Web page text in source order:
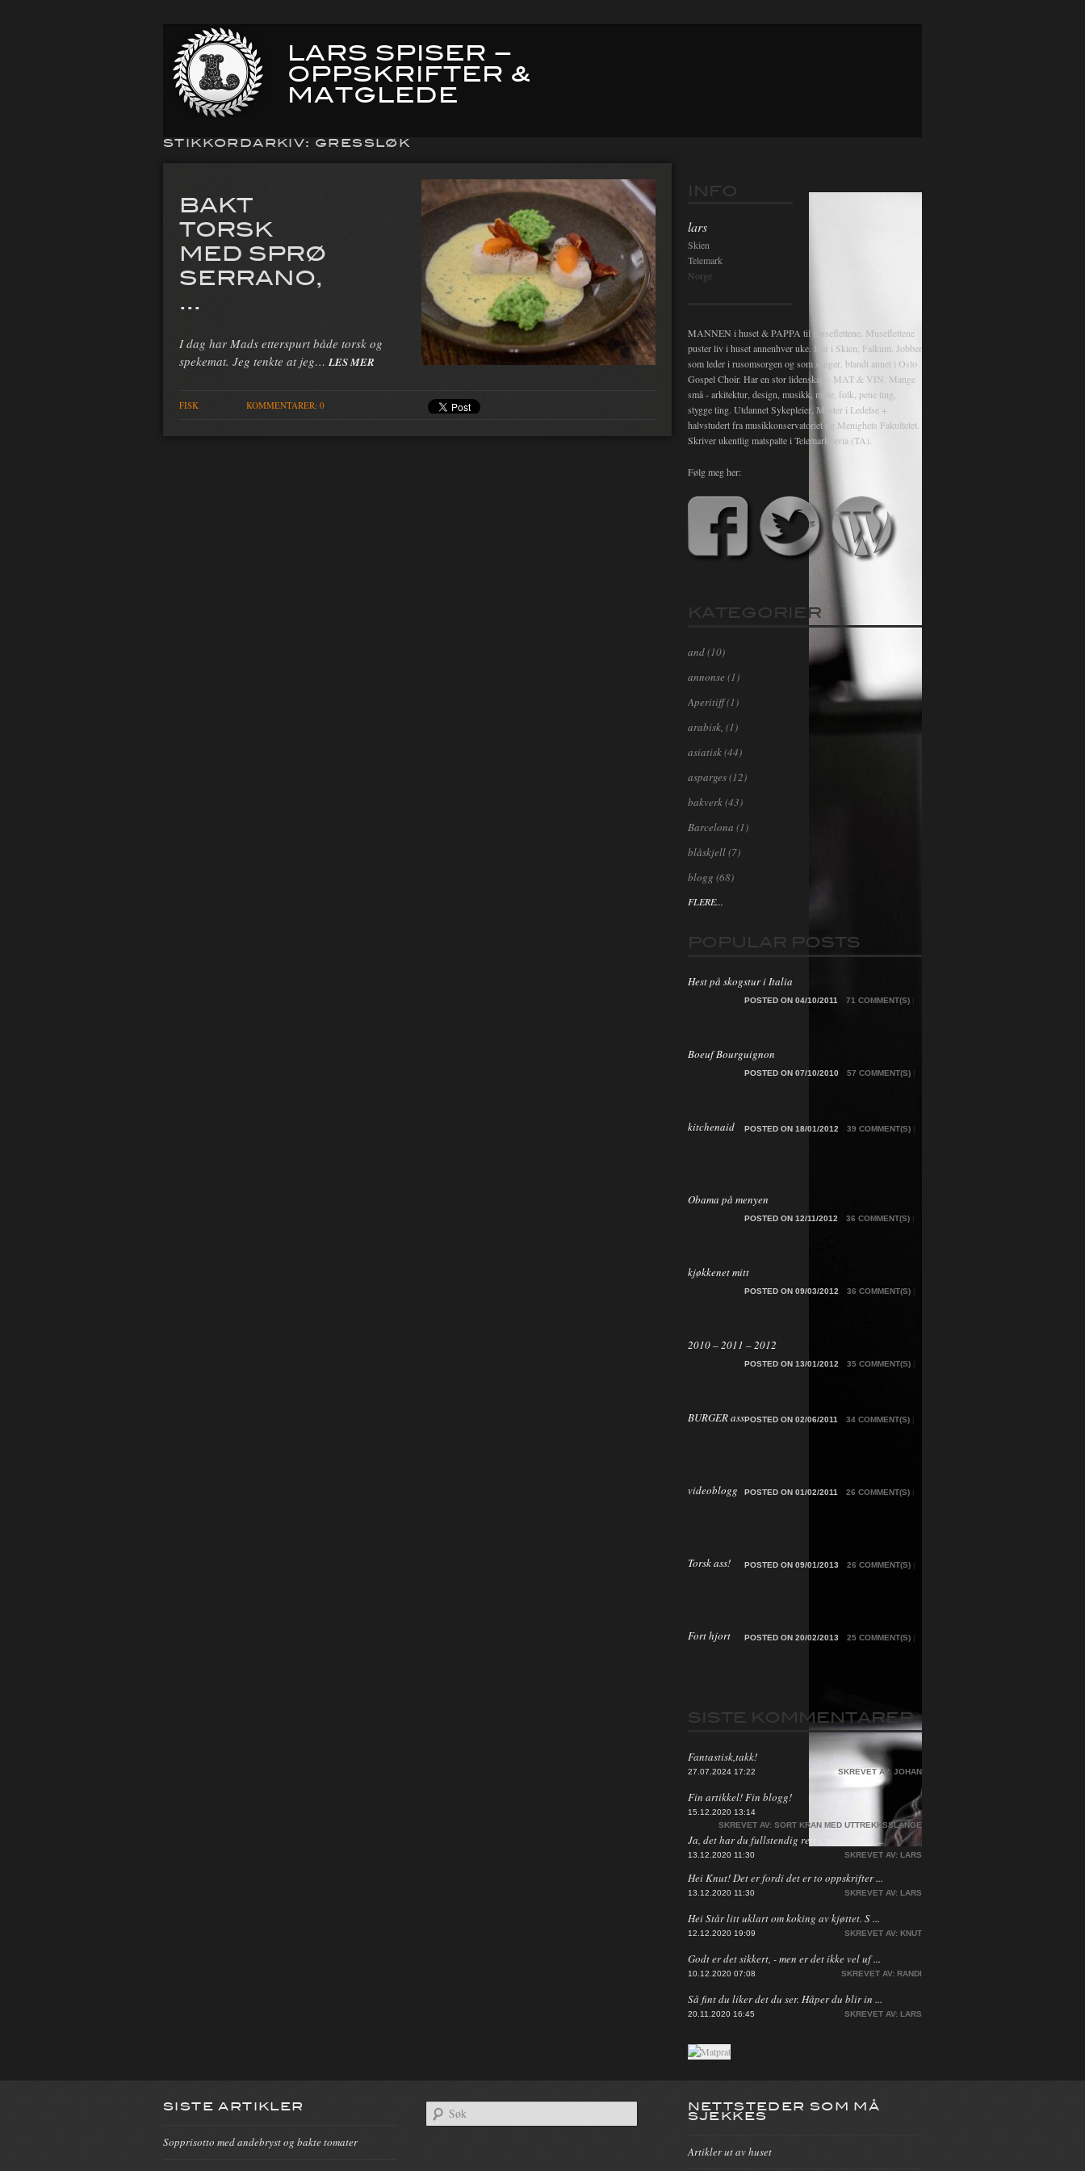
LARS SPISER –
OPPSKRIFTER &
MATGLEDE
STIKKORDARKIV: GRESSLØK
BAKT
TORSK
MED SPRØ
SERRANO,
...
I dag har Mads etterspurt både torsk og
spekemat. Jeg tenkte at jeg… LES MER
FISK KOMMENTARER: 0
INFO
lars
Skien
Telemark
Norge
MANNEN i huset & PAPPA til museflettene. Museflettene
puster liv i huset annenhver uke. Bor i Skien, Falkum. Jobber
som leder i rusomsorgen og som sanger, blandt annet i Oslo
Gospel Choir. Har en stor lidenskap - MAT & VIN. Mange
små - arkitektur, design, musikk, mote, folk, pene ting,
stygge ting. Utdannet Sykepleier, Master i Ledelse +
halvstudert fra musikkonservatoriet og Menighets Fakultetet.
Skriver ukentlig matspalte i Telemarksavia (TA).
Følg meg her:
KATEGORIER
and(10)
annonse (1)
Aperitiff(1)
arabisk, (1)
asiatisk(44)
asparges(12)
bakverk(43)
Barcelona (1)
blåskjell(7)
blogg (68)
FLERE...
POPULAR POSTS
Hest på skogstur i Italia
71 COMMENT(S)
POSTED ON 04/10/2011
Boeuf Bourguignon
57 COMMENT(S)
POSTED ON 07/10/2010
kitchenaid 39 COMMENT(S)
POSTED ON 18/01/2012
Obama på menyen
36 COMMENT(S)
POSTED ON 12/11/2012
kjøkkenet mitt
36 COMMENT(S) |
POSTED ON 09/03/2012
2010 – 2011 – 2012
35 COMMENT(S) |
POSTED ON 13/01/2012
BURGER ass 34 COMMENT(S) |
POSTED ON 02/06/2011
videoblogg 26 COMMENT(S) |
POSTED ON 01/02/2011
Torsk ass! 26 COMMENT(S) |
POSTED ON 09/01/2013
Fort hjort 25 COMMENT(S) |
POSTED ON 20/02/2013
SISTE KOMMENTARER
Fantastisk,takk!
27.07.2024 17:22 SKREVET AV: JOHAN
Fin artikkel! Fin blogg!
15.12.2020 13:14
SKREVET AV: SORT KRAN MED UTTREKKSSLANGE
Ja, det har du fullstendig rett i, men jeg ha ...
13.12.2020 11:30 SKREVET AV: LARS
Hei Knut! Det er fordi det er to oppskrifter ...
13.12.2020 11:30 SKREVET AV: LARS
Hei Står litt uklart om koking av kjøttet. S ...
12.12.2020 19:09 SKREVET AV: KNUT
Godt er det sikkert, - men er det ikke vel uf ...
10.12.2020 07:08 SKREVET AV: RANDI
Så fint du liker det du ser. Håper du blir in ...
20.11.2020 16:45 SKREVET AV: LARS
SISTE ARTIKLER
Sopprisotto med andebryst og bakte tomater
NETTSTEDER SOM MÅ
SJEKKES
Artikler ut av huset